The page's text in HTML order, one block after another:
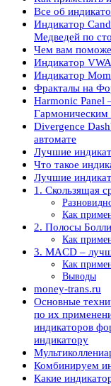
Все об
Индикатор
Медведей по
Чем вам
Индикатор
Индикатор
Фракталы на
Harmonic Panel
Гармоническим
Divergence
автомате
Лучшие
Что такое
Лучшие
1. Скользящая
Как
2. Полосы
Как
3. MACD –
Как
Выводы
money-trans.ru
Основные
по их
индикаторов
индикатору
Комбинируем
Какие